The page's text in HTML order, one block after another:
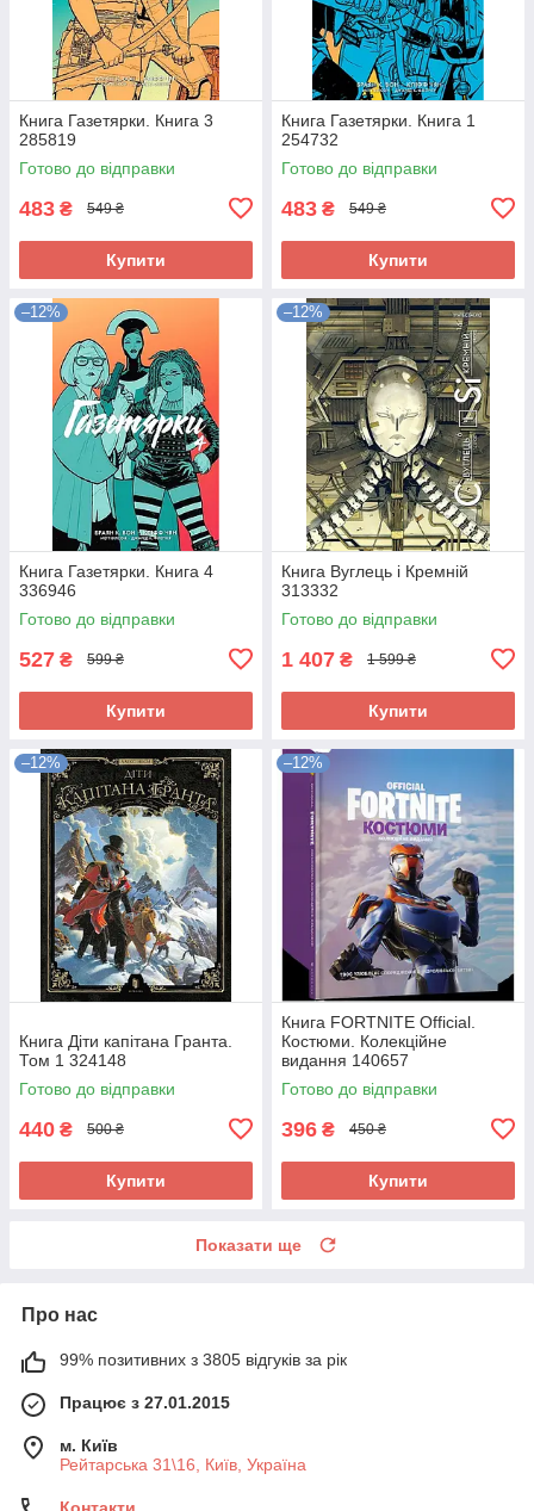
Книга Газетярки. Книга 3
285819
Готово до відправки
483 ₴ 549 ₴
Купити
Книга Газетярки. Книга 1
254732
Готово до відправки
483 ₴ 549 ₴
Купити
–12%
Книга Газетярки. Книга 4
336946
Готово до відправки
527 ₴ 599 ₴
Купити
–12%
Книга Вуглець і Кремній
313332
Готово до відправки
1 407 ₴ 1 599 ₴
Купити
–12%
Книга Діти капітана Гранта.
Том 1 324148
Готово до відправки
440 ₴ 500 ₴
Купити
–12%
Книга FORTNITE Official.
Костюми. Колекційне
видання 140657
Готово до відправки
396 ₴ 450 ₴
Купити
Показати ще
Про нас
99% позитивних з 3805 відгуків за рік
Працює з 27.01.2015
м. Київ
Рейтарська 31\16, Київ, Україна